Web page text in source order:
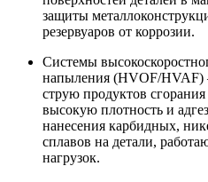
защиты
резервуаров от коррозии.
Системы
напыления (HVOF/HVAF)
струю продуктов
высокую плотность и
нанесения карбидных,
сплавов на детали,
нагрузок.